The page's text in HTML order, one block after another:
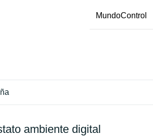
MundoControl
ambiente digital